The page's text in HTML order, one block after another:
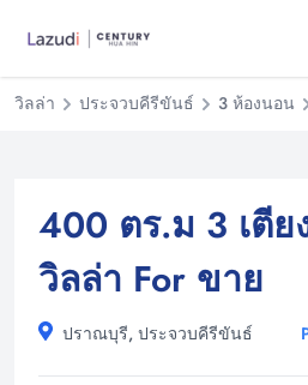
วิลล่า ประจวบคีรีขันธ์ 3 ห้องนอน
400 ตร.ม 3 เตี
วิลล่า For ขาย
ปราณบุรี, ประจวบคีรีขันธ์